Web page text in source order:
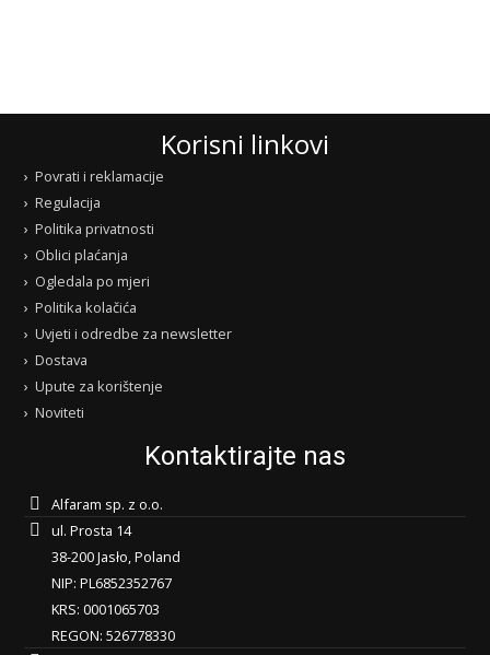
Korisni linkovi
Povrati i reklamacije
Regulacija
Politika privatnosti
Oblici plaćanja
Ogledala po mjeri
Politika kolačića
Uvjeti i odredbe za newsletter
Dostava
Upute za korištenje
Noviteti
Kontaktirajte nas
Alfaram sp. z o.o.
ul. Prosta 14
38-200 Jasło, Poland
NIP: PL6852352767
KRS: 0001065703
REGON: 526778330